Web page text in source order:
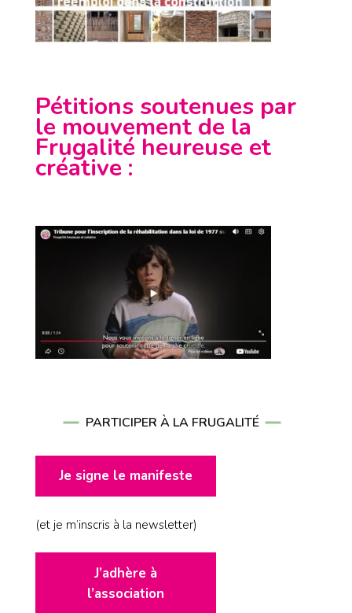
Pétitions soutenues par
le mouvement de la
Frugalité heureuse et
créative :
PARTICIPER À LA FRUGALITÉ
Je signe le manifeste
(et je m’inscris à la newsletter)
J’adhère à
l’association